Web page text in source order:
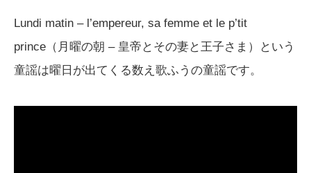
Lundi matin – l’empereur, sa femme et le p’tit
prince（月曜の朝 – 皇帝とその妻と王子さま）という
童謡は曜日が出てくる数え歌ふうの童謡です。